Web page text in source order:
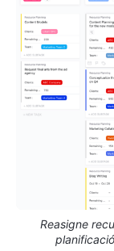
Reasigne